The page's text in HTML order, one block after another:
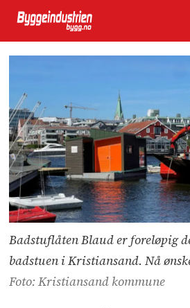
Badstuflåten Blaud er foreløpig
badstuen i Kristiansand. Nå
Foto: Kristiansand kommune